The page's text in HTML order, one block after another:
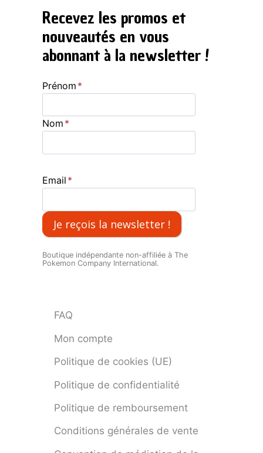
Recevez les promos et
nouveautés en vous
abonnant à la newsletter !
Prénom *
Nom *
Email *
Je reçois la newsletter !
Boutique indépendante non-affiliée à The
Pokemon Company International.
FAQ
Mon compte
Politique de cookies (UE)
Politique de confidentialité
Politique de remboursement
Conditions générales de vente